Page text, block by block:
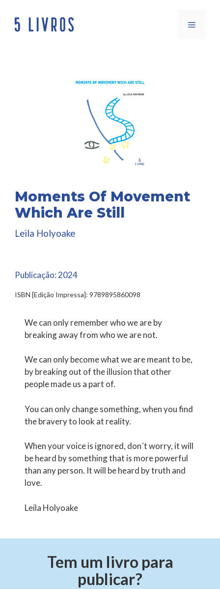
para
Menu
Moments Of Movement
Which Are Still
Leila Holyoake
Publicação: 2024
ISBN [Edição Impressa]: 9789895860098
We can only remember who we are by
breaking away from who we are not.
We can only become what we are meant to be,
by breaking out of the illusion that other
people made us a part of.
You can only change something, when you find
the bravery to look at reality.
When your voice is ignored, don´t worry, it will
be heard by something that is more powerful
than any person. It will be heard by truth and
love.
Leila Holyoake
Tem um livro para
publicar?